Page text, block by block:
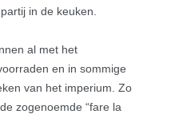
in de keuken.
al met het
en in sommige
van het imperium. Zo
zogenoemde “fare la